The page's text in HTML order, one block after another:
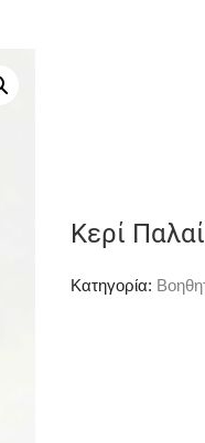
Κερί
Κατηγορία: